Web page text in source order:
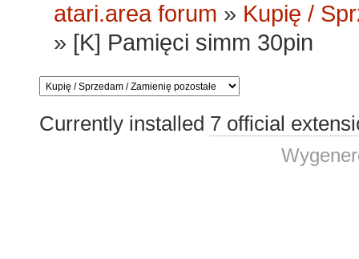
atari.area forum » Kupię /
» [K] Pamięci simm 30pin
Currently installed 7 official